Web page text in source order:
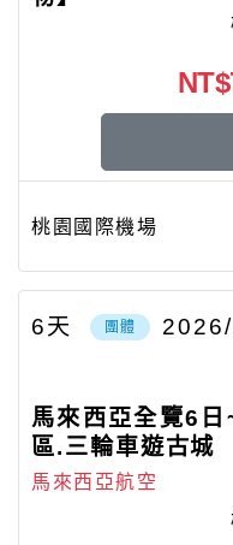
桃園國際機場
團體
6天
馬來西亞全覽6
區.三輪車遊古城
馬來西亞航空